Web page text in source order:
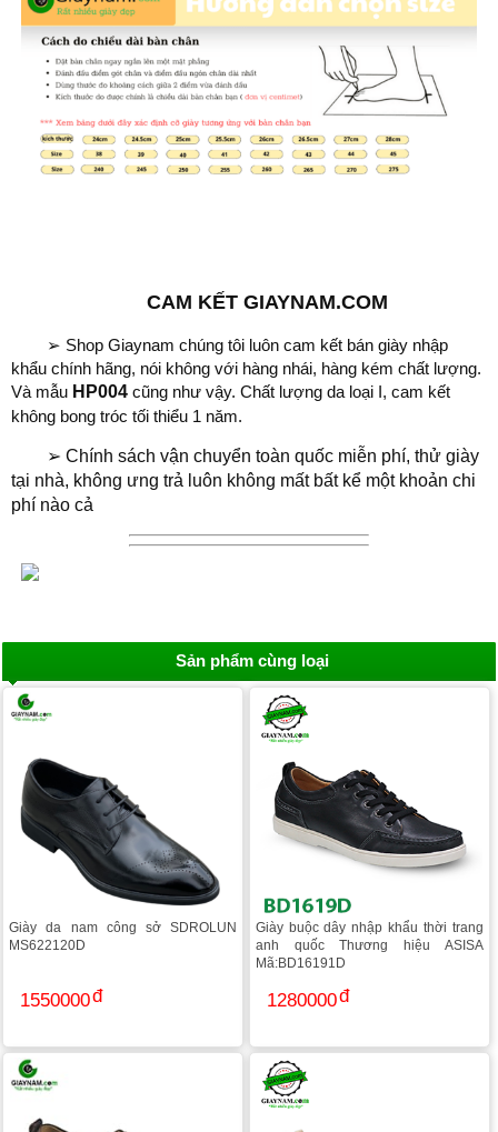
CAM KẾT GIAYNAM.COM
➢ Shop Giaynam chúng tôi luôn cam kết bán giày nhập
khẩu chính hãng, nói không với hàng nhái, hàng kém chất lượng.
Và mẫu HP004 cũng như vậy. Chất lượng da loại I, cam kết
không bong tróc tối thiểu 1 năm.
➢ Chính sách vận chuyển toàn quốc miễn phí, thử giày
tại nhà, không ưng trả luôn không mất bất kể một khoản chi
phí nào cả
Sản phẩm cùng loại
Giày da nam công sở SDROLUN
MS622120D
1550000
Giày buộc dây nhập khẩu thời trang
anh quốc Thương hiệu ASISA
Mã:BD16191D
1280000